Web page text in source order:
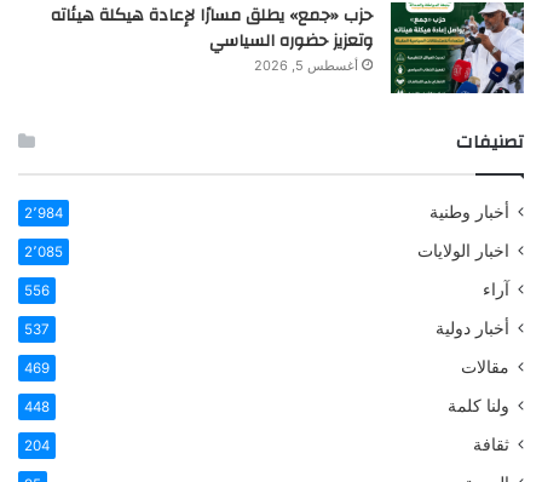
حزب «جمع» يطلق مسارًا لإعادة هيكلة هيئاته
وتعزيز حضوره السياسي
أغسطس 5, 2026
تصنيفات
أخبار وطنية 2٬984
اخبار الولايات 2٬085
آراء 556
أخبار دولية 537
مقالات 469
ولنا كلمة 448
ثقافة 204